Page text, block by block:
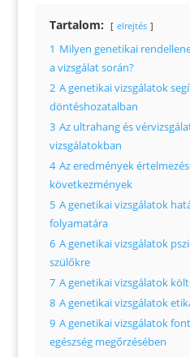
Tartalom: elrejtés
1 Milyen genetikai
a vizsgálat során?
2 A genetikai vizsgálatok
döntéshozatalban
3 Az ultrahang és
vizsgálatokban
4 Az eredmények
következmények
5 A genetikai vizsgálatok
folyamatára
6 A genetikai vizsgálatok
szülőkre
7 A genetikai vizsgálatok
8 A genetikai vizsgálatok
9 A genetikai vizsgálatok
egészség megőrzésében